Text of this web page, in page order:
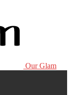
Our Glam